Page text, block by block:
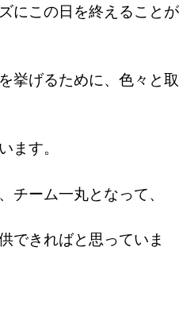
にこの日を終えることが
挙げるために、色々と取
ます。
チーム一丸となって、
できればと思っていま